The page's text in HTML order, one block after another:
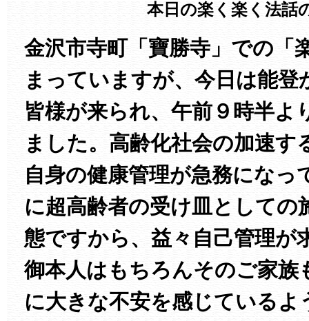
本日の楽く楽く法話
金沢市寺町「寶勝寺」での「
まっていますが、今日は能登
皆様が来られ、午前９時半よ
ました。高齢化社会の加速す
自身の健康管理が急務になっ
に超高齢者の受け皿としての
態ですから、益々自己管理が
御本人はもちろんそのご家族
に大きな不安を感じているよ